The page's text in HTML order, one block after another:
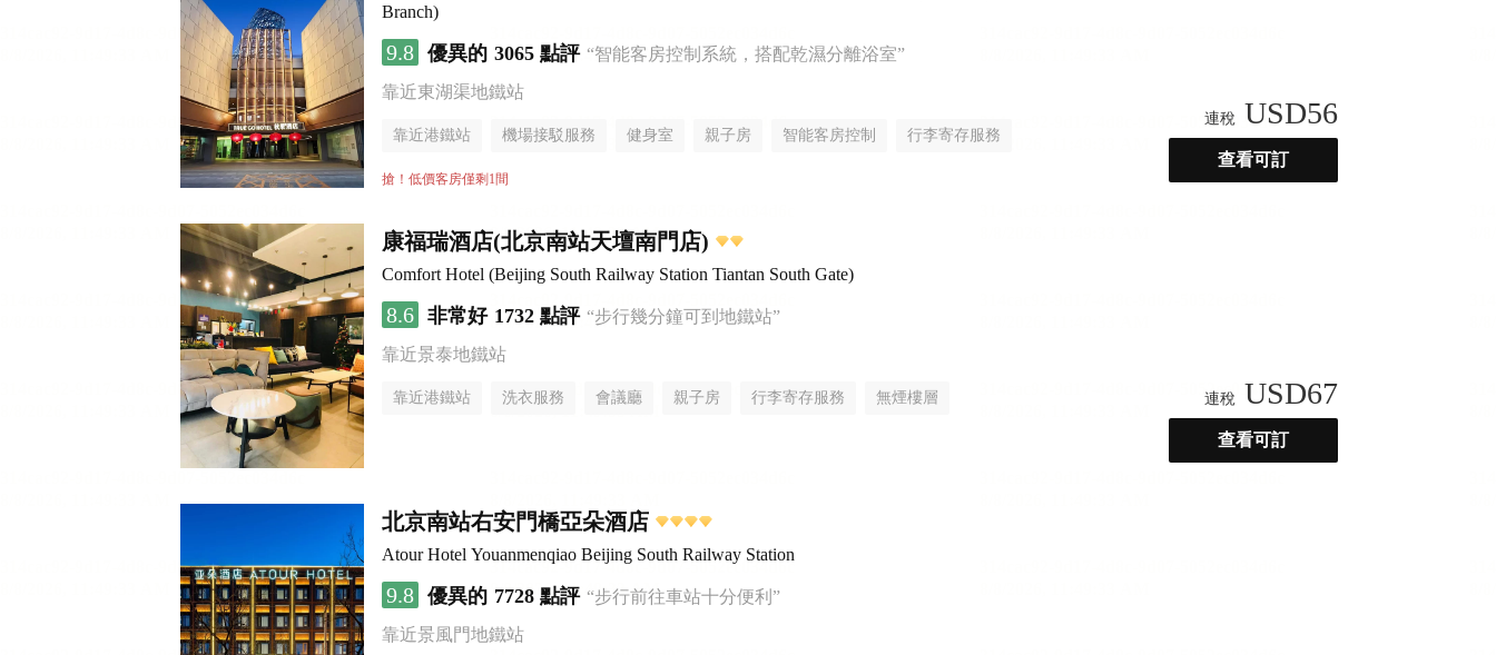
Branch)
9.8 優異的 3065 點評 “智能客房控制系統，搭配乾濕分離浴室”
靠近東湖渠地鐵站
靠近港鐵站 機場接駁服務 健身室 親子房 智能客房控制 行李寄存服務
無煙樓層
搶！低價客房僅剩1間
連稅 USD56
查看可訂
康福瑞酒店(北京南站天壇南門店)
Comfort Hotel (Beijing South Railway Station Tiantan South Gate)
8.6 非常好 1732 點評 “步行幾分鐘可到地鐵站”
靠近景泰地鐵站
靠近港鐵站 洗衣服務 會議廳 親子房 行李寄存服務 無煙樓層 連稅 USD67
查看可訂
北京南站右安門橋亞朵酒店
Atour Hotel Youanmenqiao Beijing South Railway Station
9.8 優異的 7728 點評 “步行前往車站十分便利”
靠近景風門地鐵站